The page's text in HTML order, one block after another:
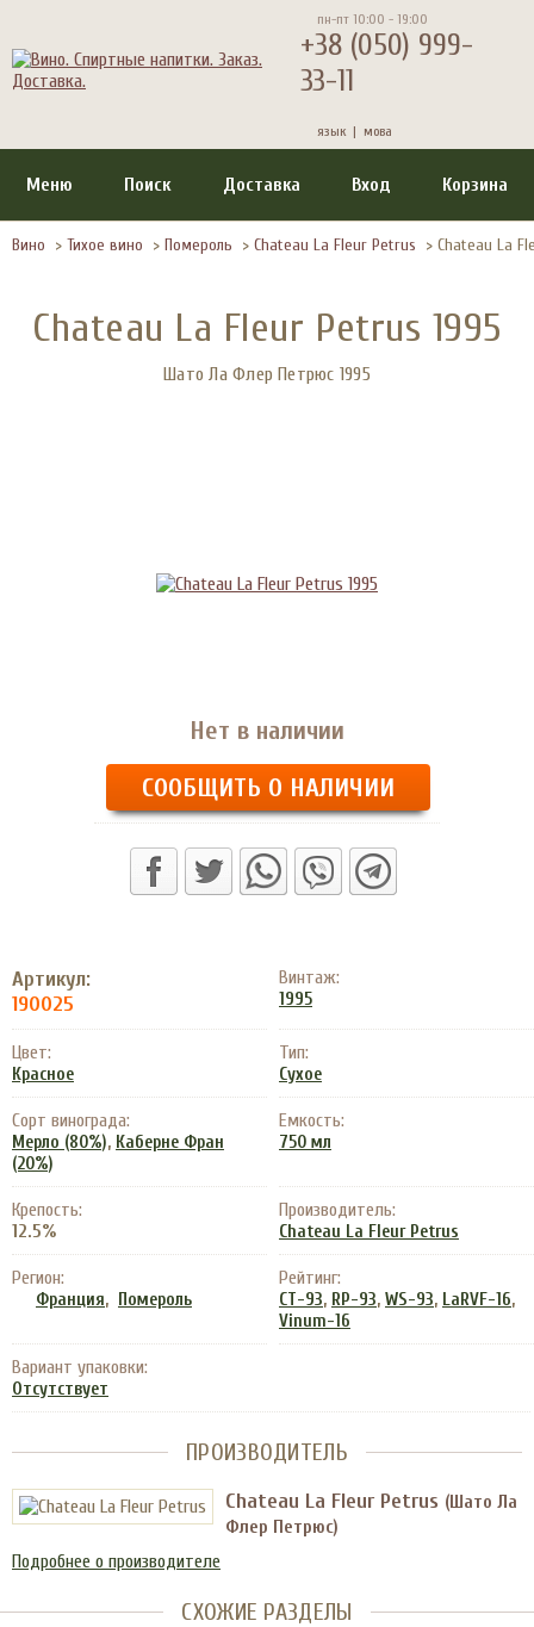
пн-пт 10:00 - 19:00
+38 (050) 999-
33-11
язык | мова
Меню Поиск Доставка Вход Корзина
Вино > Тихое вино > Помероль > Chateau La Fleur Petrus > Chateau La
Chateau La Fleur Petrus 1995
Шато Ла Флер Петрюс 1995
Нет в наличии
СООБЩИТЬ О НАЛИЧИИ
Артикул:
190025
Винтаж:
1995
Цвет:
Красное
Тип:
Сухое
Сорт винограда:
Мерло (80%), Каберне Фран
(20%)
Емкость:
750 мл
Крепость:
12.5%
Производитель:
Chateau La Fleur Petrus
Регион:
Франция, Помероль
Рейтинг:
CT-93, RP-93, WS-93, LaRVF-16,
Vinum-16
Вариант упаковки:
Отсутствует
ПРОИЗВОДИТЕЛЬ
Chateau La Fleur Petrus (Шато Ла
Флер Петрюс)
Подробнее о производителе
СХОЖИЕ РАЗДЕЛЫ